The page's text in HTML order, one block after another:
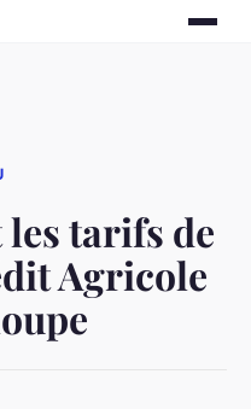
les tarifs de
Agricole